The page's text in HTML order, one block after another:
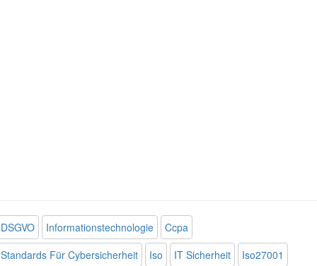
DSGVO Informationstechnologie
Ccpa
Standards Für Cybersicherheit
Iso IT Sicherheit
Iso27001